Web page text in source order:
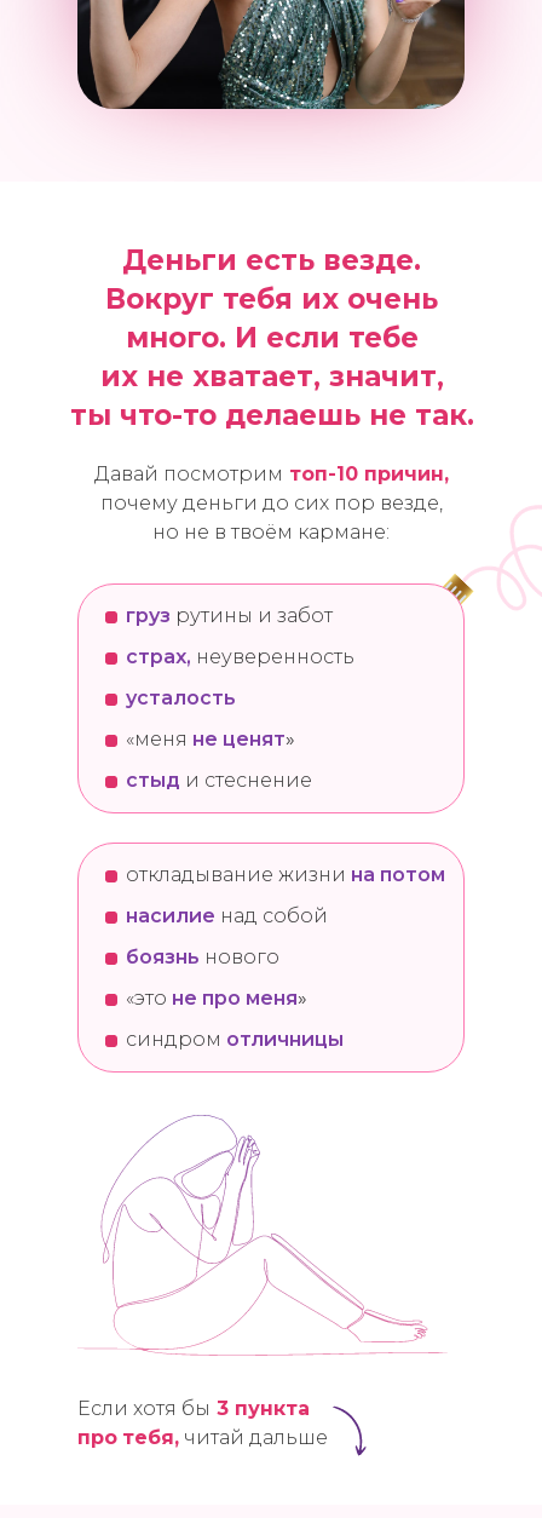
груз рутины и забот
страх, неуверенность
усталость
«меня не ценят»
стыд и стеснение
откладывание жизни на потом
насилие над собой
боязнь нового
«это не про меня»
синдром отличницы
Деньги есть везде.
Вокруг тебя их очень
много. И если тебе
их не хватает, значит,
ты что-то делаешь не так.
Давай посмотрим топ-10 причин,
почему деньги до сих пор везде,
но не в твоём кармане:
Если хотя бы 3 пункта
про тебя, читай дальше